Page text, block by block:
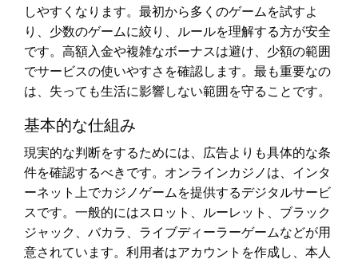
しやすくなります。最初から多くのゲームを試すよ
り、少数のゲームに絞り、ルールを理解する方が安全
です。高額入金や複雑なボーナスは避け、少額の範囲
でサービスの使いやすさを確認します。最も重要なの
は、失っても生活に影響しない範囲を守ることです。
基本的な仕組み
現実的な判断をするためには、広告よりも具体的な条
件を確認するべきです。オンラインカジノは、インタ
ーネット上でカジノゲームを提供するデジタルサービ
スです。一般的にはスロット、ルーレット、ブラック
ジャック、バカラ、ライブディーラーゲームなどが用
意されています。利用者はアカウントを作成し、本人